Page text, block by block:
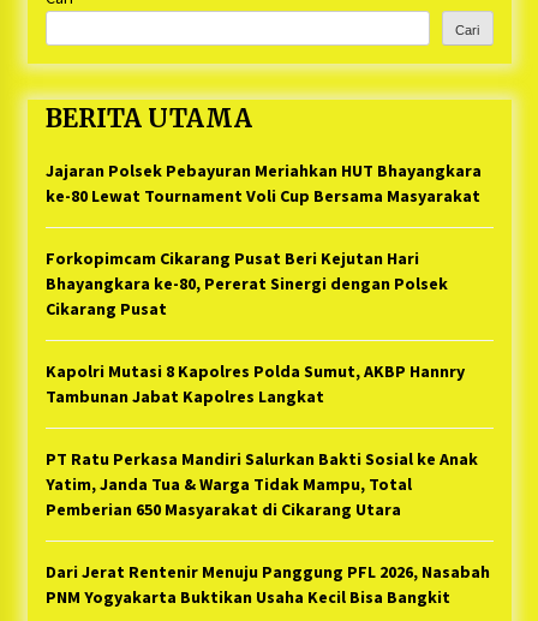
Cari
BERITA UTAMA
Jajaran Polsek Pebayuran Meriahkan HUT Bhayangkara
ke-80 Lewat Tournament Voli Cup Bersama Masyarakat
Forkopimcam Cikarang Pusat Beri Kejutan Hari
Bhayangkara ke-80, Pererat Sinergi dengan Polsek
Cikarang Pusat
Kapolri Mutasi 8 Kapolres Polda Sumut, AKBP Hannry
Tambunan Jabat Kapolres Langkat
PT Ratu Perkasa Mandiri Salurkan Bakti Sosial ke Anak
Yatim, Janda Tua & Warga Tidak Mampu, Total
Pemberian 650 Masyarakat di Cikarang Utara
Dari Jerat Rentenir Menuju Panggung PFL 2026, Nasabah
PNM Yogyakarta Buktikan Usaha Kecil Bisa Bangkit